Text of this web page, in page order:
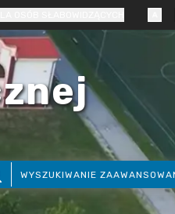
WYSZUKIWANIE